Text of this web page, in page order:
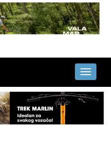
Toggle